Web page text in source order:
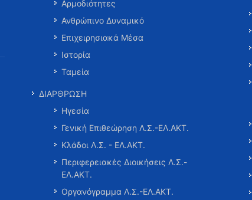
Αρμοδιότητες
Ανθρώπινο Δυναμικό
Επιχειρησιακά Μέσα
Ιστορία
Ταμεία
ΔΙΑΡΘΡΩΣΗ
Ηγεσία
Γενική Επιθεώρηση Λ.Σ.-ΕΛ.ΑΚΤ.
Κλάδοι Λ.Σ. - ΕΛ.ΑΚΤ.
Περιφερειακές Διοικήσεις Λ.Σ.-
ΕΛ.ΑΚΤ.
Οργανόγραμμα Λ.Σ.-ΕΛ.ΑΚΤ.